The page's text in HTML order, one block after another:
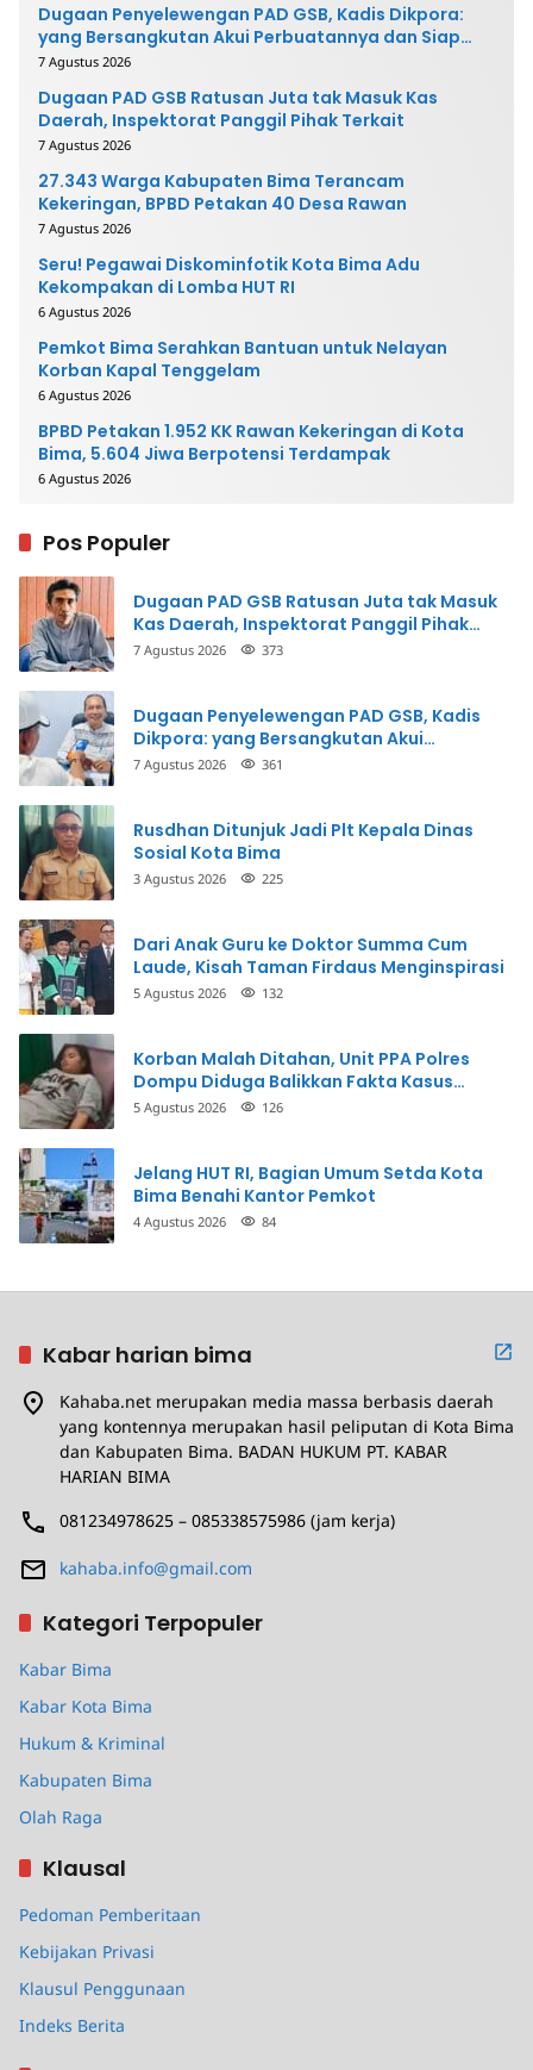
Dugaan Penyelewengan PAD GSB, Kadis Dikpora:
yang Bersangkutan Akui Perbuatannya dan Siap
Mengembalikan Uang
7 Agustus 2026
Dugaan PAD GSB Ratusan Juta tak Masuk Kas
Daerah, Inspektorat Panggil Pihak Terkait
7 Agustus 2026
27.343 Warga Kabupaten Bima Terancam
Kekeringan, BPBD Petakan 40 Desa Rawan
7 Agustus 2026
Seru! Pegawai Diskominfotik Kota Bima Adu
Kekompakan di Lomba HUT RI
6 Agustus 2026
Pemkot Bima Serahkan Bantuan untuk Nelayan
Korban Kapal Tenggelam
6 Agustus 2026
BPBD Petakan 1.952 KK Rawan Kekeringan di Kota
Bima, 5.604 Jiwa Berpotensi Terdampak
6 Agustus 2026
Pos Populer
Dugaan PAD GSB Ratusan Juta tak Masuk
Kas Daerah, Inspektorat Panggil Pihak
Terkait
7 Agustus 2026 373
Dugaan Penyelewengan PAD GSB, Kadis
Dikpora: yang Bersangkutan Akui
Perbuatannya dan Siap Mengembalikan
7 Agustus 2026 361
Rusdhan Ditunjuk Jadi Plt Kepala Dinas
Sosial Kota Bima
3 Agustus 2026 225
Dari Anak Guru ke Doktor Summa Cum
Laude, Kisah Taman Firdaus Menginspirasi
5 Agustus 2026 132
Korban Malah Ditahan, Unit PPA Polres
Dompu Diduga Balikkan Fakta Kasus
Penganiayaan
5 Agustus 2026 126
Jelang HUT RI, Bagian Umum Setda Kota
Bima Benahi Kantor Pemkot
4 Agustus 2026 84
Kabar harian bima
Kahaba.net merupakan media massa berbasis daerah
yang kontennya merupakan hasil peliputan di Kota Bima
dan Kabupaten Bima. BADAN HUKUM PT. KABAR
HARIAN BIMA
081234978625 – 085338575986 (jam kerja)
kahaba.info@gmail.com
Kategori Terpopuler
Kabar Bima
Kabar Kota Bima
Hukum & Kriminal
Kabupaten Bima
Olah Raga
Klausal
Pedoman Pemberitaan
Kebijakan Privasi
Klausul Penggunaan
Indeks Berita